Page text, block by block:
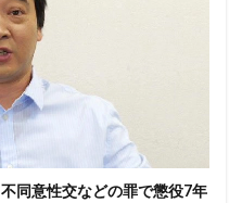
同意性交などの罪で懲役7年